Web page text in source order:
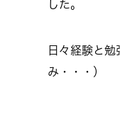
した。
日々経験と勉
み・・・）